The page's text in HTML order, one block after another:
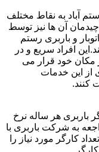
آباد به نقاط مختلف
آن ها نیز توسط
و باربری رستم
افراد سریع و در
خود قرار می
از این خدمات
کنند.
باربری هر ساله نرخ
به شرکت باربری با
کارگر مورد نیاز را